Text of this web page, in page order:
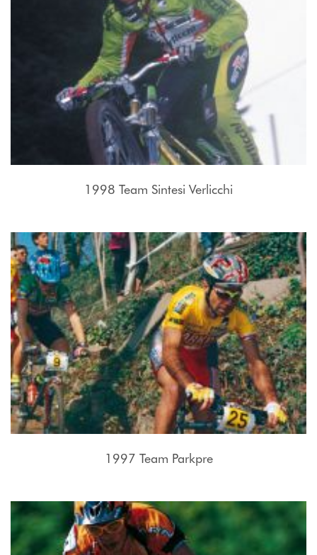
1998 Team Sintesi Verlicchi
1997 Team Parkpre